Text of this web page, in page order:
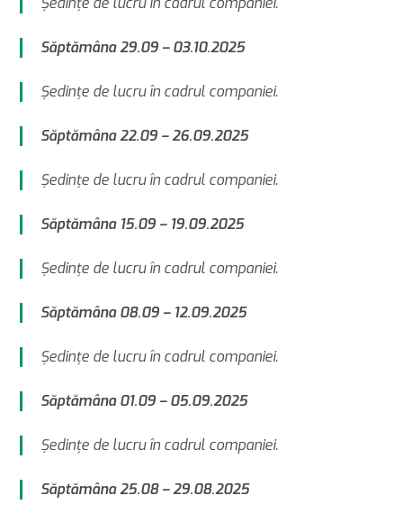
Săptămâna 29.09 – 03.10.2025
Şedinţe de lucru în cadrul companiei.
Săptămâna 22.09 – 26.09.2025
Şedinţe de lucru în cadrul companiei.
Săptămâna 15.09 – 19.09.2025
Şedinţe de lucru în cadrul companiei.
Săptămâna 08.09 – 12.09.2025
Şedinţe de lucru în cadrul companiei.
Săptămâna 01.09 – 05.09.2025
Şedinţe de lucru în cadrul companiei.
Săptămâna 25.08 – 29.08.2025